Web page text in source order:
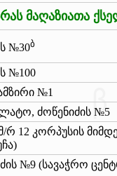
მაღაზიათა
№30ბ
№100
№1
ძოწენიძის №5
რ 12 კორპუსის
№9 (სავაჭრო